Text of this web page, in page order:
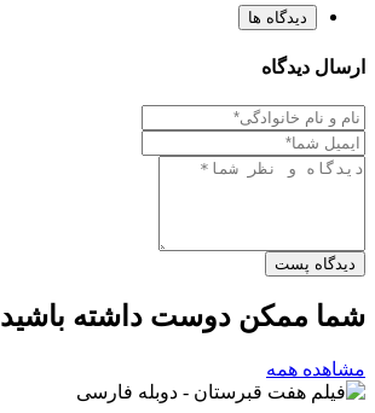
دیدگاه ها
ارسال دیدگاه
دیدگاه پست
شما ممکن دوست داشته باشید
مشاهده همه